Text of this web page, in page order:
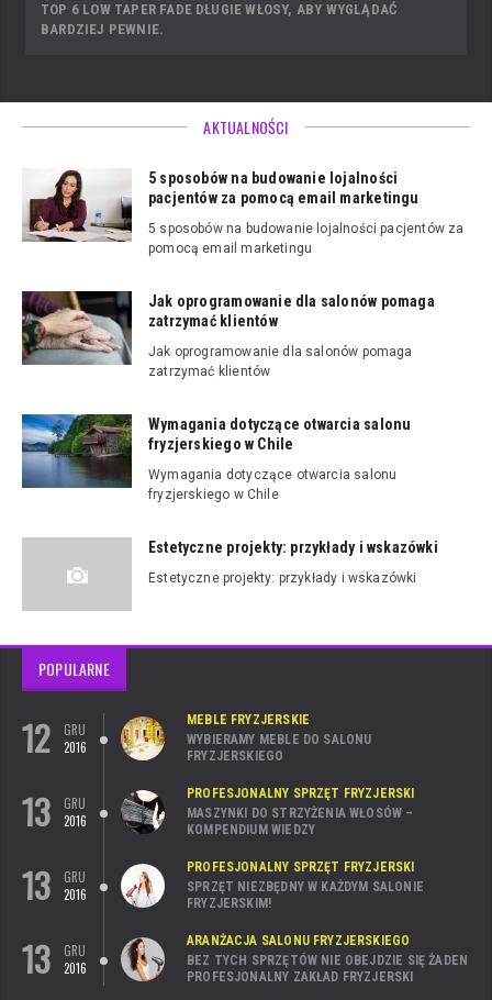
TOP 6 LOW TAPER FADE DŁUGIE WŁOSY, ABY WYGLĄDAĆ
BARDZIEJ PEWNIE.
AKTUALNOŚCI
5 sposobów na budowanie lojalności
pacjentów za pomocą email marketingu
5 sposobów na budowanie lojalności pacjentów za
pomocą email marketingu
Jak oprogramowanie dla salonów pomaga
zatrzymać klientów
Jak oprogramowanie dla salonów pomaga
zatrzymać klientów
Wymagania dotyczące otwarcia salonu
fryzjerskiego w Chile
Wymagania dotyczące otwarcia salonu
fryzjerskiego w Chile
Estetyczne projekty: przykłady i wskazówki
Estetyczne projekty: przykłady i wskazówki
POPULARNE
12
GRU
2016
MEBLE FRYZJERSKIE
WYBIERAMY MEBLE DO SALONU
FRYZJERSKIEGO
13
GRU
2016
PROFESJONALNY SPRZĘT FRYZJERSKI
MASZYNKI DO STRZYŻENIA WŁOSÓW –
KOMPENDIUM WIEDZY
13
GRU
2016
PROFESJONALNY SPRZĘT FRYZJERSKI
SPRZĘT NIEZBĘDNY W KAŻDYM SALONIE
FRYZJERSKIM!
13
GRU
2016
ARANŻACJA SALONU FRYZJERSKIEGO
BEZ TYCH SPRZĘTÓW NIE OBEJDZIE SIĘ ŻADEN
PROFESJONALNY ZAKŁAD FRYZJERSKI